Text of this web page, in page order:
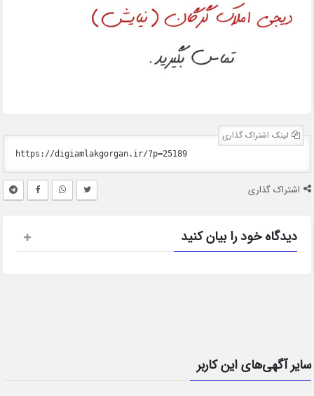
لینک اشتراک گذاری
اشتراک گذاری
دیدگاه خود را بیان کنید
سایر آگهی‌های این کاربر